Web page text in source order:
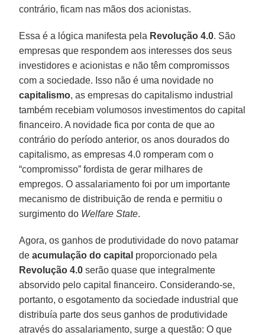
contrário, ficam nas mãos dos acionistas.
Essa é a lógica manifesta pela Revolução 4.0. São
empresas que respondem aos interesses dos seus
investidores e acionistas e não têm compromissos
com a sociedade. Isso não é uma novidade no
capitalismo, as empresas do capitalismo industrial
também recebiam volumosos investimentos do capital
financeiro. A novidade fica por conta de que ao
contrário do período anterior, os anos dourados do
capitalismo, as empresas 4.0 romperam com o
“compromisso” fordista de gerar milhares de
empregos. O assalariamento foi por um importante
mecanismo de distribuição de renda e permitiu o
surgimento do Welfare State.
Agora, os ganhos de produtividade do novo patamar
deacumulação do capital proporcionado pela
Revolução 4.0 serão quase que integralmente
absorvido pelo capital financeiro. Considerando-se,
portanto, o esgotamento da sociedade industrial que
distribuía parte dos seus ganhos de produtividade
através do assalariamento, surge a questão: O que